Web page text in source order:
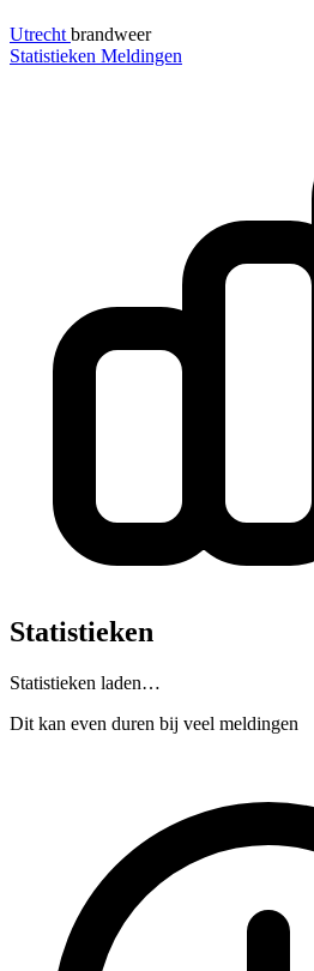
Utrecht brandweer
Statistieken Meldingen
Statistieken
Statistieken laden…
Dit kan even duren bij veel meldingen